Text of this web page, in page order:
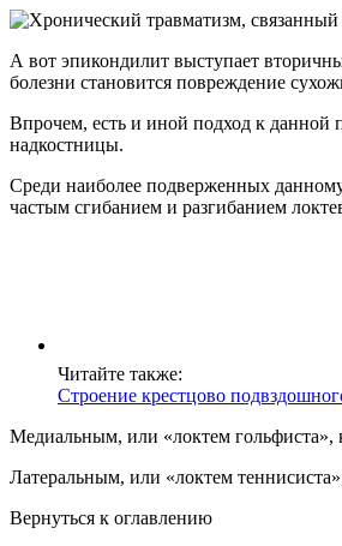
А вот эпикондилит выступает
болезни становится повреждение
Впрочем, есть и иной подход к данной
надкостницы.
Среди наиболее подверженных
частым сгибанием и разгибанием
Читайте также:
Строение крестцово
Медиальным, или «локтем гольфиста»,
Латеральным, или «локтем
Вернуться к оглавлению